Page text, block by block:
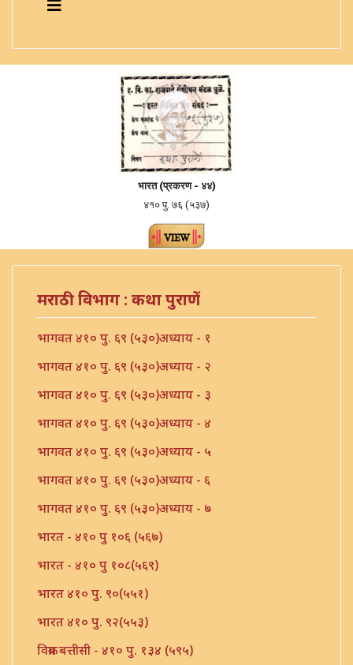
भारत (प्रकरण - ४४)
४१० पु. ७६ (५३७)
मराठी विभाग : कथा पुराणें
भागवत ४१० पु. ६९ (५३०)अध्याय - १
भागवत ४१० पु. ६९ (५३०)अध्याय - २
भागवत ४१० पु. ६९ (५३०)अध्याय - ३
भागवत ४१० पु. ६९ (५३०)अध्याय - ४
भागवत ४१० पु. ६९ (५३०)अध्याय - ५
भागवत ४१० पु. ६९ (५३०)अध्याय - ६
भागवत ४१० पु. ६९ (५३०)अध्याय - ७
भारत - ४१० पु १०६ (५६७)
भारत - ४१० पु १०८(५६९)
भारत ४१० पु. ९०(५५१)
भारत ४१० पु. ९२(५५३)
विक्रम बत्तीसी - ४१० पु. १३४ (५९५)